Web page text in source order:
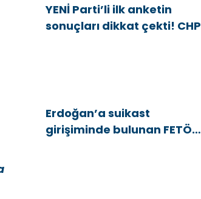
YENİ Parti’li ilk anketin
sonuçları dikkat çekti! CHP
Erdoğan’a suikast
girişiminde bulunan FETÖ